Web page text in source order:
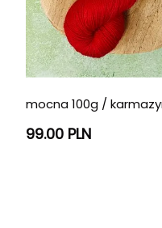
mocna 100g /
99.00 PLN